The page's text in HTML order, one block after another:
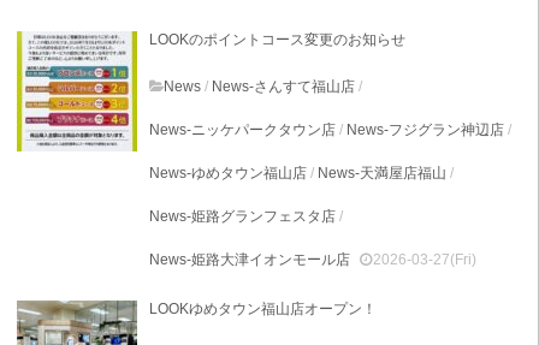
LOOKのポイントコース変更のお知らせ
News / News-さんすて福山店 /
News-ニッケパークタウン店 / News-フジグラン神辺店 /
News-ゆめタウン福山店 / News-天満屋店福山 /
News-姫路グランフェスタ店 /
News-姫路大津イオンモール店 2026-03-27(Fri)
LOOKゆめタウン福山店オープン！